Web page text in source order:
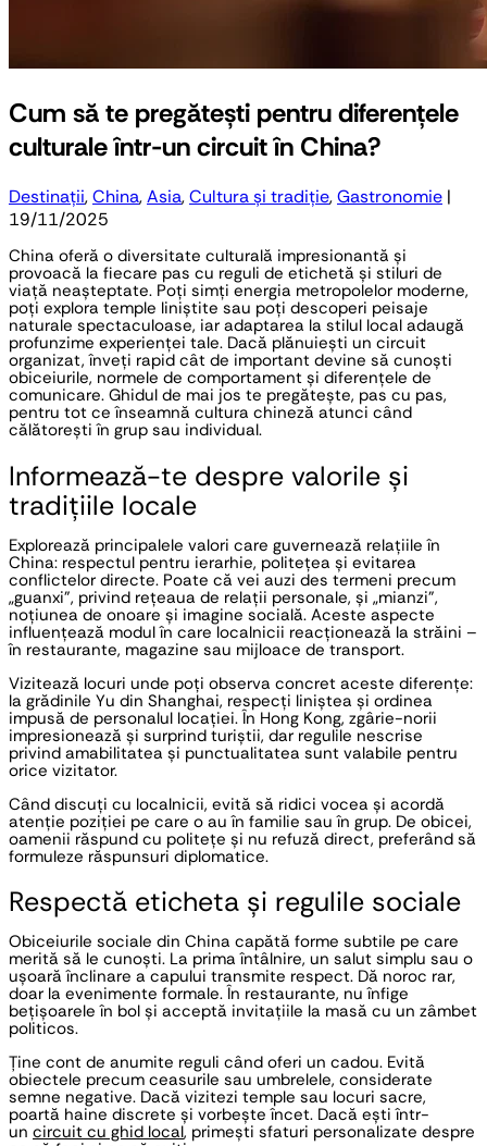
Cum să te pregătești pentru diferențele
culturale într-un circuit în China?
Destinații,China,Asia,Cultura și tradiție,Gastronomie |
19/11/2025
China oferă o diversitate culturală impresionantă și
provoacă la fiecare pas cu reguli de etichetă și stiluri de
viață neașteptate. Poți simți energia metropolelor moderne,
poți explora temple liniștite sau poți descoperi peisaje
naturale spectaculoase, iar adaptarea la stilul local adaugă
profunzime experienței tale. Dacă plănuiești un circuit
organizat, înveți rapid cât de important devine să cunoști
obiceiurile, normele de comportament și diferențele de
comunicare. Ghidul de mai jos te pregătește, pas cu pas,
pentru tot ce înseamnă cultura chineză atunci când
călătorești în grup sau individual.
Informează-te despre valorile și
tradițiile locale
Explorează principalele valori care guvernează relațiile în
China: respectul pentru ierarhie, politețea și evitarea
conflictelor directe. Poate că vei auzi des termeni precum
„guanxi”, privind rețeaua de relații personale, și „mianzi”,
noțiunea de onoare și imagine socială. Aceste aspecte
influențează modul în care localnicii reacționează la străini –
în restaurante, magazine sau mijloace de transport.
Vizitează locuri unde poți observa concret aceste diferențe:
la grădinile Yu din Shanghai, respecți liniștea și ordinea
impusă de personalul locației. În Hong Kong, zgârie-norii
impresionează și surprind turiștii, dar regulile nescrise
privind amabilitatea și punctualitatea sunt valabile pentru
orice vizitator.
Când discuți cu localnicii, evită să ridici vocea și acordă
atenție poziției pe care o au în familie sau în grup. De obicei,
oamenii răspund cu politețe și nu refuză direct, preferând să
formuleze răspunsuri diplomatice.
Respectă eticheta și regulile sociale
Obiceiurile sociale din China capătă forme subtile pe care
merită să le cunoști. La prima întâlnire, un salut simplu sau o
ușoară înclinare a capului transmite respect. Dă noroc rar,
doar la evenimente formale. În restaurante, nu înfige
bețișoarele în bol și acceptă invitațiile la masă cu un zâmbet
politicos.
Ține cont de anumite reguli când oferi un cadou. Evită
obiectele precum ceasurile sau umbrelele, considerate
semne negative. Dacă vizitezi temple sau locuri sacre,
poartă haine discrete și vorbește încet. Dacă ești într-
un circuit cu ghid local, primești sfaturi personalizate despre